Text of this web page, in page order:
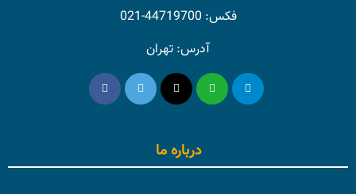
فکس: 44719700-021
آدرس: تهران
درباره ما